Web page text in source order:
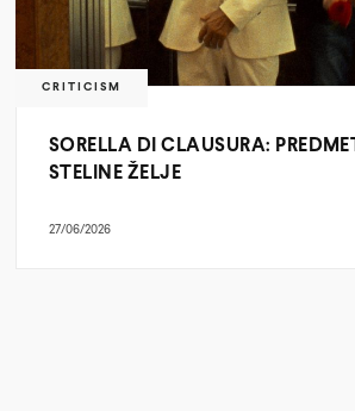
CRITICISM
SORELLA DI CLAUSURA: PREDMET
STELINE ŽELJE
27/06/2026